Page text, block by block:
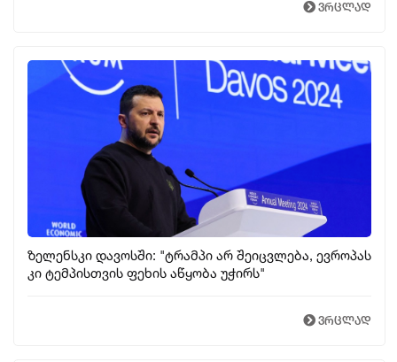
ვრცლად
ზელენსკი დავოსში: "ტრამპი არ შეიცვლება, ევროპას
კი ტემპისთვის ფეხის აწყობა უჭირს"
ვრცლად